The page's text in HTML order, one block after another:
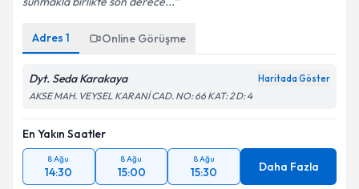
Adres 1 Online Görüşme
Dyt. Seda Karakaya Haritada Göster
AKSE MAH. VEYSEL KARANİ CAD. NO: 66 KAT: 2 D: 4
En Yakın Saatler
8 Ağu
14:30
8 Ağu
15:00
8 Ağu
15:30 Daha Fazla